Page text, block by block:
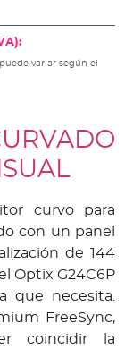
variar según el
curvo para
con un panel
de 144
Optix G24C6P
que necesita.
FreeSync,
coincidir la